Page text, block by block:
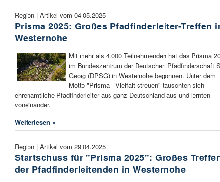
Region | Artikel vom 04.05.2025
Prisma 2025: Großes Pfadfinderleiter-Treffen
Westernohe
Mit mehr als 4.000 Teilnehmenden hat das Prisma
im Bundeszentrum der Deutschen Pfadfinderschaft
Georg (DPSG) in Westernohe begonnen. Unter dem
Motto "Prisma - Vielfalt streuen" tauschten sich
ehrenamtliche Pfadfinderleiter aus ganz Deutschland aus und lernten
voneinander.
Weiterlesen »
Region | Artikel vom 29.04.2025
Startschuss für "Prisma 2025": Großes
der Pfadfinderleitenden in Westernohe